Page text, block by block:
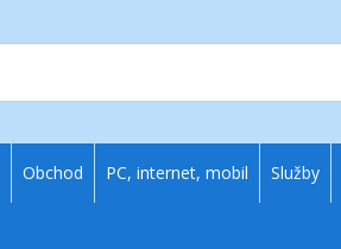
Obchod PC, internet, mobil Služby